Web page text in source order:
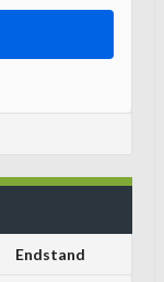
Endstand